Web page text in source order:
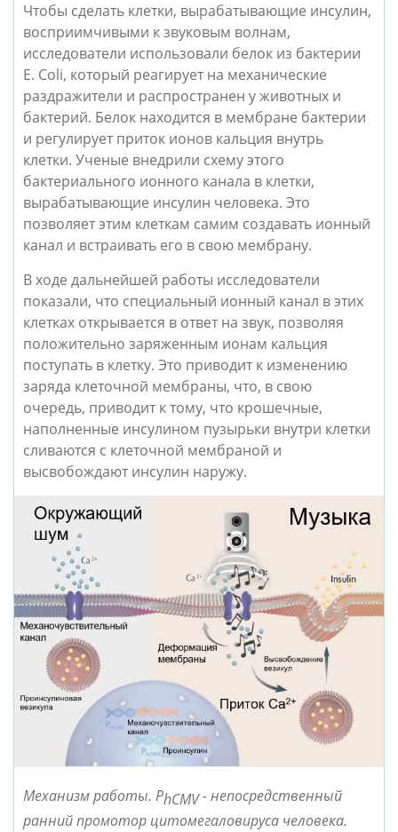
Чтобы сделать клетки, вырабатывающие инсулин,
восприимчивыми к звуковым волнам,
исследователи использовали белок из бактерии
E. Coli, который реагирует на механические
раздражители и распространен у животных и
бактерий. Белок находится в мембране бактерии
и регулирует приток ионов кальция внутрь
клетки. Ученые внедрили схему этого
бактериального ионного канала в клетки,
вырабатывающие инсулин человека. Это
позволяет этим клеткам самим создавать ионный
канал и встраивать его в свою мембрану.
В ходе дальнейшей работы исследователи
показали, что специальный ионный канал в этих
клетках открывается в ответ на звук, позволяя
положительно заряженным ионам кальция
поступать в клетку. Это приводит к изменению
заряда клеточной мембраны, что, в свою
очередь, приводит к тому, что крошечные,
наполненные инсулином пузырьки внутри клетки
сливаются с клеточной мембраной и
высвобождают инсулин наружу.
Механизм работы. PhCMV - непосредственный
ранний промотор цитомегаловируса человека.